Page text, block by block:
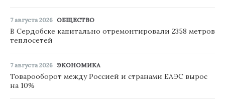
7 августа 2026 ОБЩЕСТВО
В Сердобске капитально отремонтировали 2358 метров
теплосетей
7 августа 2026 ЭКОНОМИКА
Товарооборот между Россией и странами ЕАЭС вырос
на 10%